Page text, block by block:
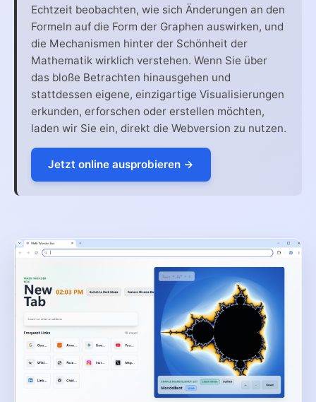
Echtzeit beobachten, wie sich Änderungen an den
Formeln auf die Form der Graphen auswirken, und
die Mechanismen hinter der Schönheit der
Mathematik wirklich verstehen. Wenn Sie über
das bloße Betrachten hinausgehen und
stattdessen eigene, einzigartige Visualisierungen
erkunden, erforschen oder erstellen möchten,
laden wir Sie ein, direkt die Webversion zu nutzen.
Jetzt online ausprobieren →